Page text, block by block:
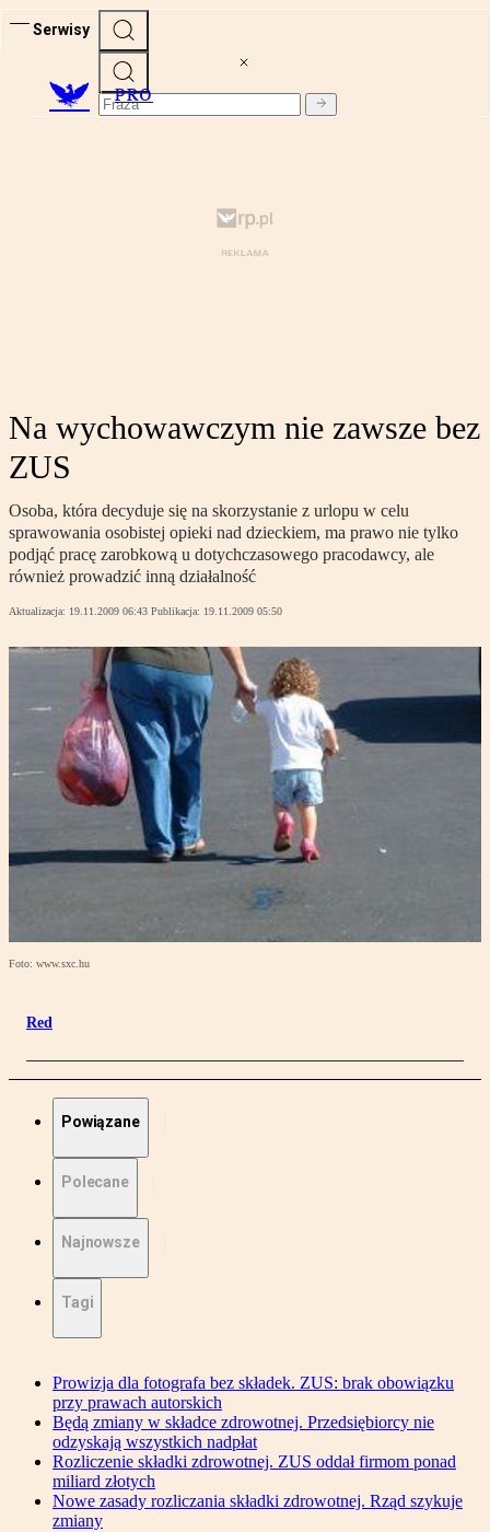
Serwisy
PRO
Na wychowawczym nie zawsze bez
ZUS
Osoba, która decyduje się na skorzystanie z urlopu w celu
sprawowania osobistej opieki nad dzieckiem, ma prawo nie tylko
podjąć pracę zarobkową u dotychczasowego pracodawcy, ale
również prowadzić inną działalność
Aktualizacja: 19.11.2009 06:43 Publikacja: 19.11.2009 05:50
Foto: www.sxc.hu
Red
Powiązane
Polecane
Najnowsze
Tagi
Prowizja dla fotografa bez składek. ZUS: brak obowiązku
przy prawach autorskich
Będą zmiany w składce zdrowotnej. Przedsiębiorcy nie
odzyskają wszystkich nadpłat
Rozliczenie składki zdrowotnej. ZUS oddał firmom ponad
miliard złotych
Nowe zasady rozliczania składki zdrowotnej. Rząd szykuje
zmiany